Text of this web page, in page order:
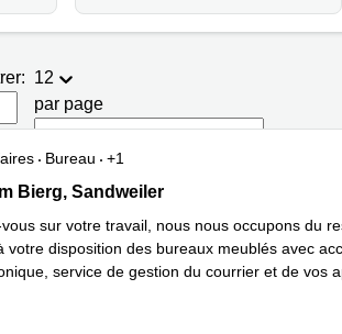
12
par page
Bureau
+1
Bierg, Sandweiler
Bierg, Sandweiler
sur votre travail, nous nous occupons du
votre disposition des bureaux meublés avec
service de gestion du courrier et de vos